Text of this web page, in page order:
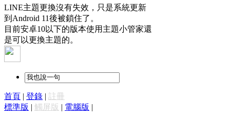
LINE主題更換沒有失效，只是系統更新
到Android 11後被鎖住了。
目前安卓10以下的版本使用主題小管家還
是可以更換主題的。
首頁 | 登錄 | 註冊
標準版 | 觸屏版 | 電腦版 |